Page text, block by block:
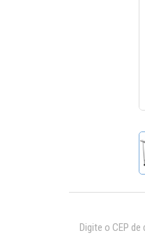
Digite o CEP